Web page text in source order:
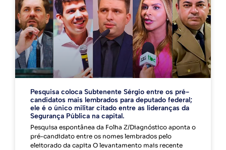
Pesquisa coloca Subtenente Sérgio entre os pré-
candidatos mais lembrados para deputado federal;
ele é o único militar citado entre as lideranças da
Segurança Pública na capital.
Pesquisa espontânea da Folha Z/Diagnóstico aponta o
pré-candidato entre os nomes lembrados pelo
eleitorado da capita O levantamento mais recente